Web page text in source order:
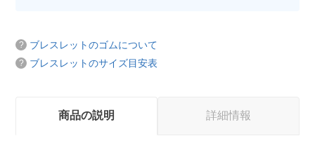
ブレスレットのゴムについて
ブレスレットのサイズ目安表
商品の説明 詳細情報